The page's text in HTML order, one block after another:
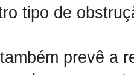
tipo de
prevê a